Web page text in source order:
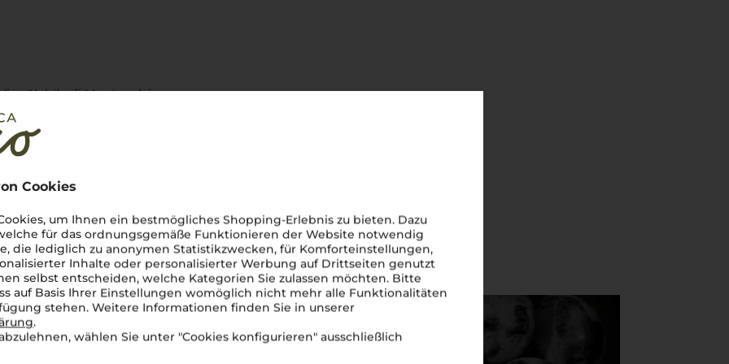
Cookies
um Ihnen ein bestmögliches Shopping-Erlebnis zu bieten. Dazu
für das ordnungsgemäße Funktionieren der Website notwendig
die lediglich zu anonymen Statistikzwecken, für Komforteinstellungen,
Inhalte oder personalisierter Werbung auf Drittseiten genutzt
selbst entscheiden, welche Kategorien Sie zulassen möchten. Bitte
auf Basis Ihrer Einstellungen womöglich nicht mehr alle Funktionalitäten
stehen. Weitere Informationen finden Sie in unserer
.
wählen Sie unter "Cookies konfigurieren" ausschließlich
Nobile di Montepulciano,
Hügeln um
der
der
Ein lebendiger und
zeigt – perfekt
Freunden oder einer